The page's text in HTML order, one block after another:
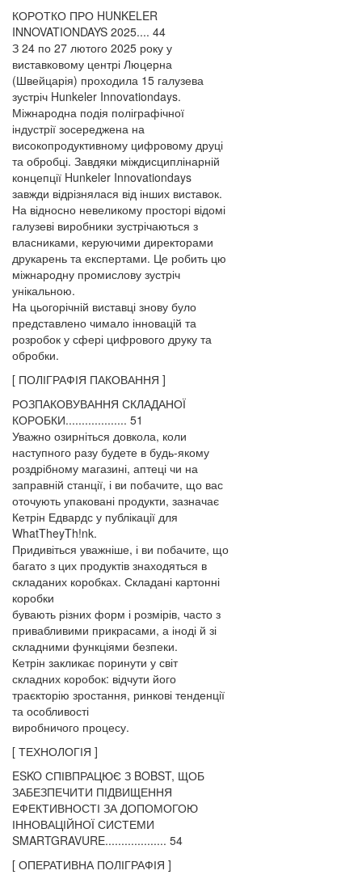
КОРОТКО ПРО HUNKELER
INNOVATIONDAYS 2025.... 44
З 24 по 27 лютого 2025 року у
виставковому центрі Люцерна
(Швейцарія) проходила 15 галузева
зустріч Hunkeler Innovationdays.
Міжнародна подія поліграфічної
індустрії зосереджена на
високопродуктивному цифровому друці
та обробці. Завдяки міждисциплінарній
концепції Hunkeler Innovationdays
завжди відрізнялася від інших виставок.
На відносно невеликому просторі відомі
галузеві виробники зустрічаються з
власниками, керуючими директорами
друкарень та експертами. Це робить цю
міжнародну промислову зустріч
унікальною.
На цьогорічній виставці знову було
представлено чимало інновацій та
розробок у сфері цифрового друку та
обробки.
[ ПОЛІГРАФІЯ ПАКОВАННЯ ]
РОЗПАКОВУВАННЯ СКЛАДАНОЇ
КОРОБКИ................... 51
Уважно озирніться довкола, коли
наступного разу будете в будь-якому
роздрібному магазині, аптеці чи на
заправній станції, і ви побачите, що вас
оточують упаковані продукти, зазначає
Кетрін Едвардс у публікації для
WhatTheyTh!nk.
Придивіться уважніше, і ви побачите, що
багато з цих продуктів знаходяться в
складаних коробках. Складані картонні
коробки
бувають різних форм і розмірів, часто з
привабливими прикрасами, а іноді й зі
складними функціями безпеки.
Кетрін закликає поринути у світ
складних коробок: відчути його
траєкторію зростання, ринкові тенденції
та особливості
виробничого процесу.
[ ТЕХНОЛОГІЯ ]
ESKO СПІВПРАЦЮЄ З BOBST, ЩОБ
ЗАБЕЗПЕЧИТИ ПІДВИЩЕННЯ
ЕФЕКТИВНОСТІ ЗА ДОПОМОГОЮ
ІННОВАЦІЙНОЇ СИСТЕМИ
SMARTGRAVURE................... 54
[ ОПЕРАТИВНА ПОЛІГРАФІЯ ]